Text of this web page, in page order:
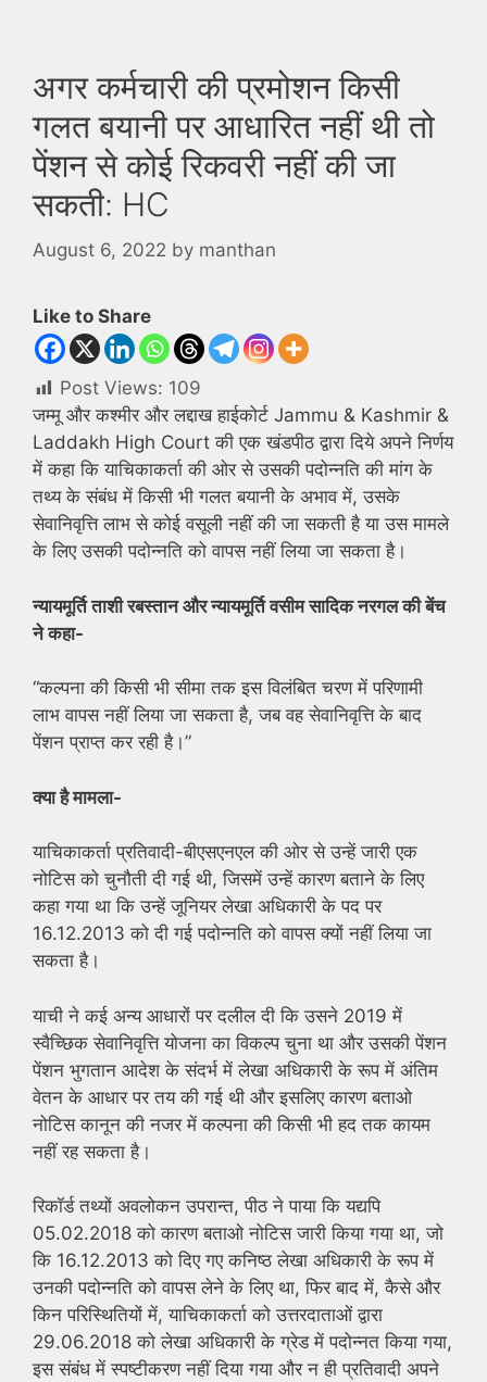
अगर कर्मचारी की प्रमोशन किसी
गलत बयानी पर आधारित नहीं थी तो
पेंशन से कोई रिकवरी नहीं की जा
सकती: HC
August 6, 2022 by manthan
Like to Share
Post Views: 109
जम्मू और कश्मीर और लद्दाख हाईकोर्ट Jammu & Kashmir &
Laddakh High Court की एक खंडपीठ द्वारा दिये अपने निर्णय
में कहा कि याचिकाकर्ता की ओर से उसकी पदोन्नति की मांग के
तथ्य के संबंध में किसी भी गलत बयानी के अभाव में, उसके
सेवानिवृत्ति लाभ से कोई वसूली नहीं की जा सकती है या उस मामले
के लिए उसकी पदोन्नति को वापस नहीं लिया जा सकता है।
न्यायमूर्ति ताशी रबस्तान और न्यायमूर्ति वसीम सादिक नरगल की बेंच
ने कहा-
“कल्पना की किसी भी सीमा तक इस विलंबित चरण में परिणामी
लाभ वापस नहीं लिया जा सकता है, जब वह सेवानिवृत्ति के बाद
पेंशन प्राप्त कर रही है।”
क्या है मामला-
याचिकाकर्ता प्रतिवादी-बीएसएनएल की ओर से उन्हें जारी एक
नोटिस को चुनौती दी गई थी, जिसमें उन्हें कारण बताने के लिए
कहा गया था कि उन्हें जूनियर लेखा अधिकारी के पद पर
16.12.2013 को दी गई पदोन्नति को वापस क्यों नहीं लिया जा
सकता है।
याची ने कई अन्य आधारों पर दलील दी कि उसने 2019 में
स्वैच्छिक सेवानिवृत्ति योजना का विकल्प चुना था और उसकी पेंशन
पेंशन भुगतान आदेश के संदर्भ में लेखा अधिकारी के रूप में अंतिम
वेतन के आधार पर तय की गई थी और इसलिए कारण बताओ
नोटिस कानून की नजर में कल्पना की किसी भी हद तक कायम
नहीं रह सकता है।
रिकॉर्ड तथ्यों अवलोकन उपरान्त, पीठ ने पाया कि यद्यपि
05.02.2018 को कारण बताओ नोटिस जारी किया गया था, जो
कि 16.12.2013 को दिए गए कनिष्ठ लेखा अधिकारी के रूप में
उनकी पदोन्नति को वापस लेने के लिए था, फिर बाद में, कैसे और
किन परिस्थितियों में, याचिकाकर्ता को उत्तरदाताओं द्वारा
29.06.2018 को लेखा अधिकारी के ग्रेड में पदोन्नत किया गया,
इस संबंध में स्पष्टीकरण नहीं दिया गया और न ही प्रतिवादी अपने